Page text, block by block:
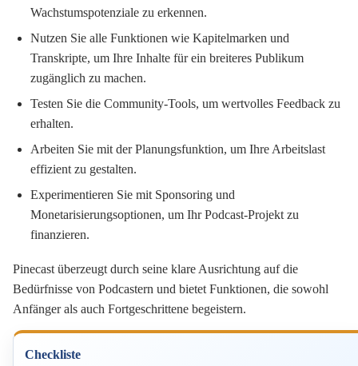
Wachstumspotenziale zu erkennen.
Nutzen Sie alle Funktionen wie Kapitelmarken und
Transkripte, um Ihre Inhalte für ein breiteres Publikum
zugänglich zu machen.
Testen Sie die Community-Tools, um wertvolles Feedback zu
erhalten.
Arbeiten Sie mit der Planungsfunktion, um Ihre Arbeitslast
effizient zu gestalten.
Experimentieren Sie mit Sponsoring und
Monetarisierungsoptionen, um Ihr Podcast-Projekt zu
finanzieren.
Pinecast überzeugt durch seine klare Ausrichtung auf die
Bedürfnisse von Podcastern und bietet Funktionen, die sowohl
Anfänger als auch Fortgeschrittene begeistern.
Checkliste